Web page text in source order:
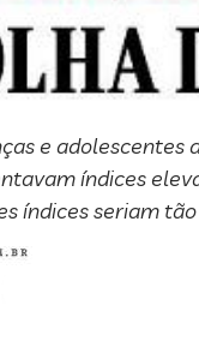
e
índices
índices seriam